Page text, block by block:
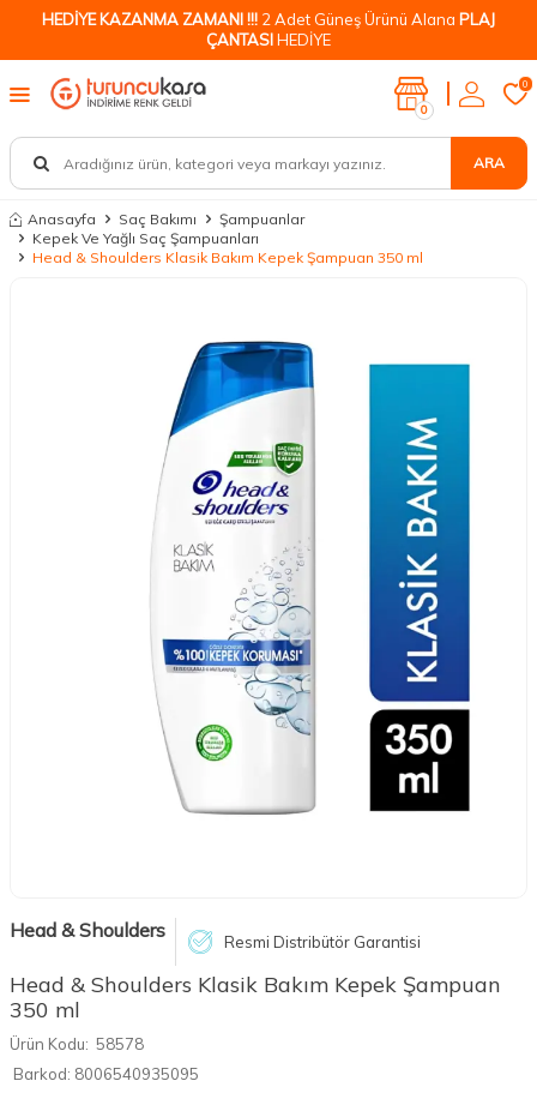
HEDİYE KAZANMA ZAMANI !!! 2 Adet Güneş Ürünü Alana PLAJ
ÇANTASIHEDİYE
ARA
0
0
Anasayfa Saç Bakımı
Şampuanlar
Kepek Ve Yağlı Saç Şampuanları
Head & Shoulders Klasik Bakım Kepek Şampuan 350 ml
Head & Shoulders Resmi Distribütör Garantisi
Head & Shoulders Klasik Bakım Kepek Şampuan
350 ml
Ürün Kodu: 58578
Barkod: 8006540935095